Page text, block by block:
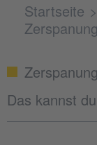
Startseite
Das kannst